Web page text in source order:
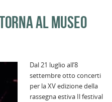
AL MUSEO
Dal 21 luglio all’8
settembre otto concerti
per la XV edizione della
rassegna estiva Il festival